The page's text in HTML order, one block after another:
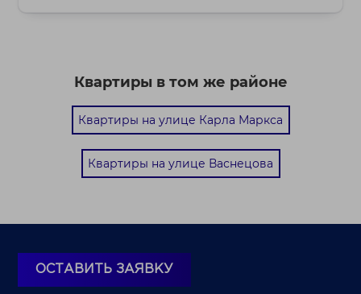
Квартиры в том же районе
Квартиры на улице Карла Маркса
Квартиры на улице Васнецова
ОСТАВИТЬ ЗАЯВКУ